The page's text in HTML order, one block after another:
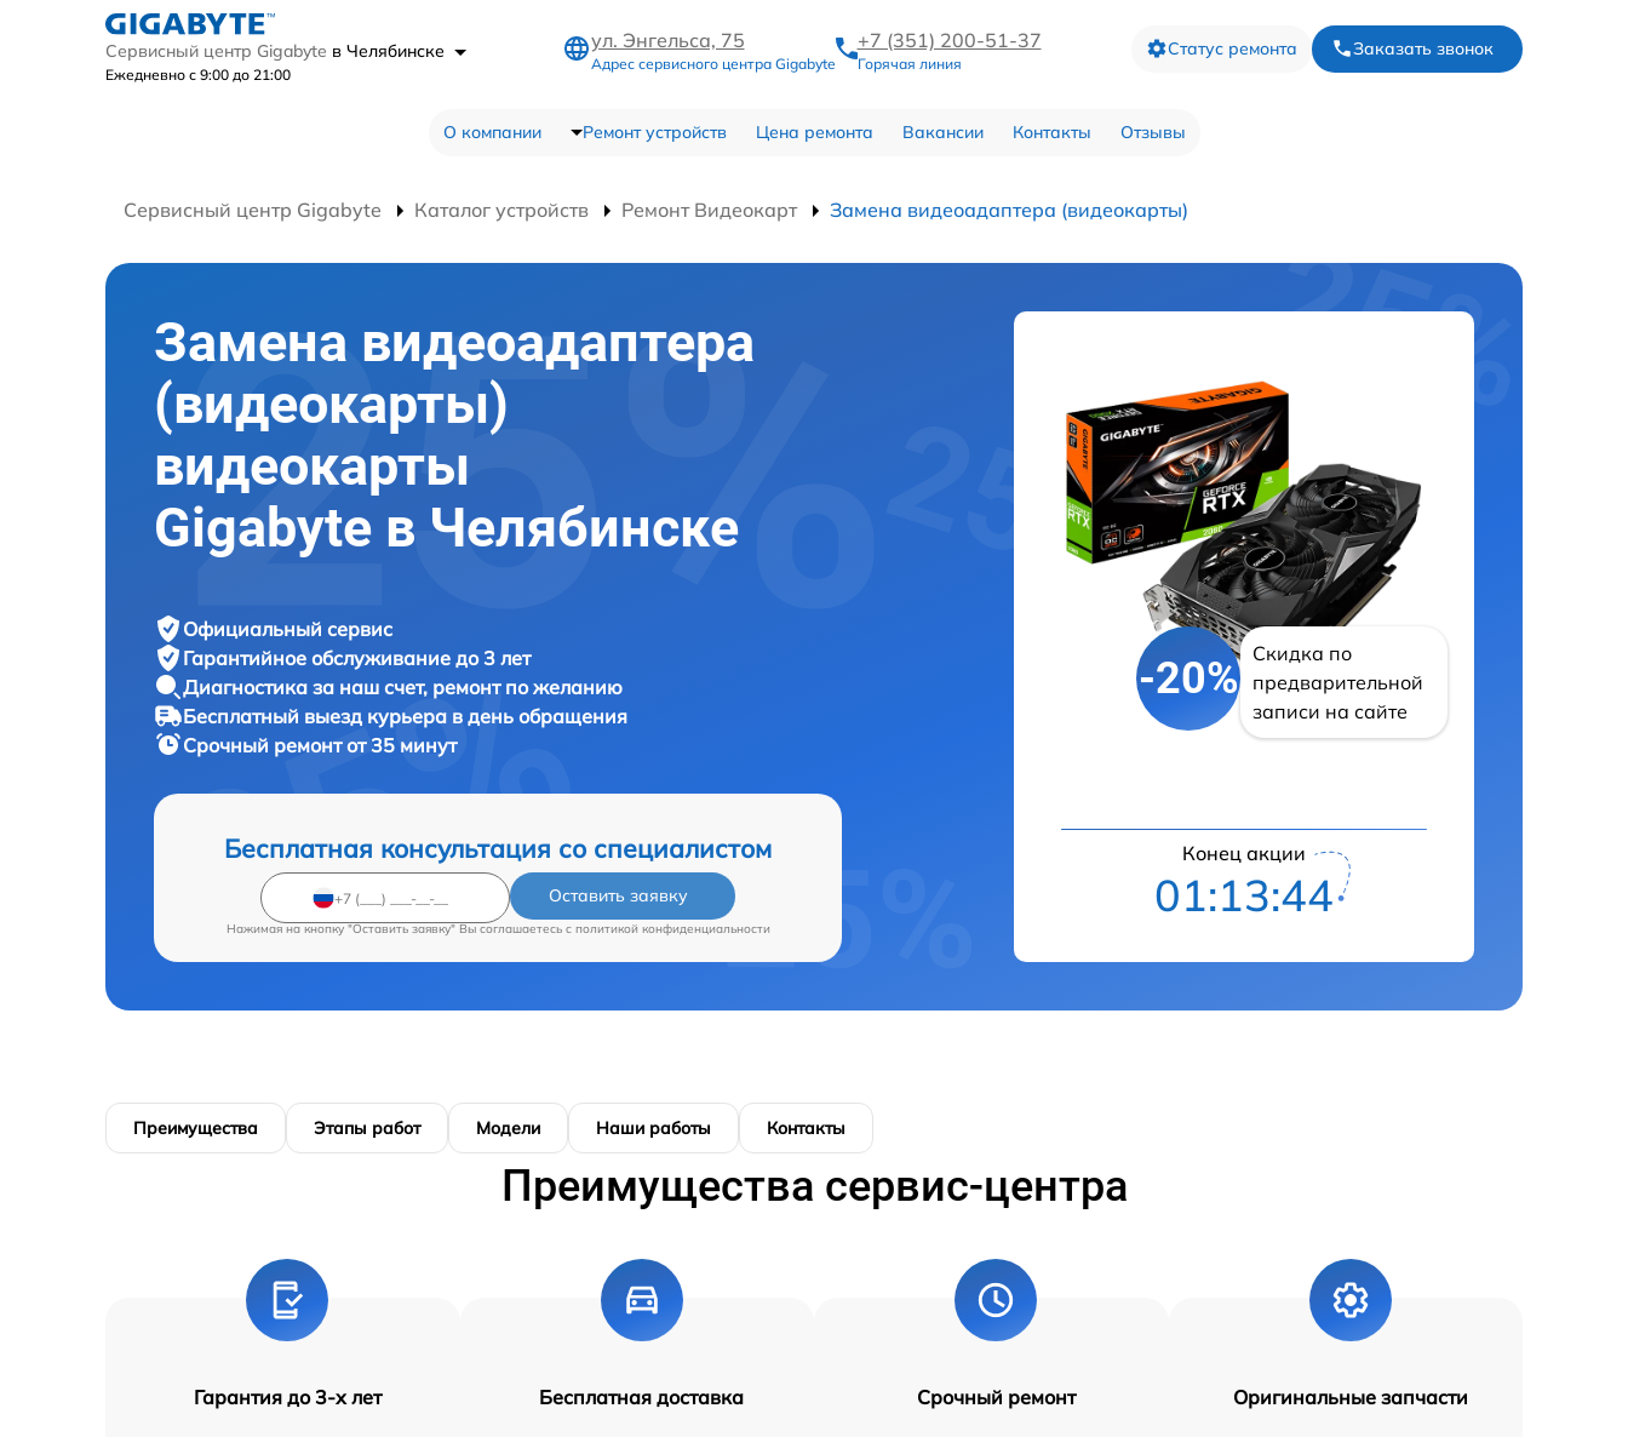
Сервисный центр Gigabyte в Челябинске
Ежедневно с 9:00 до 21:00
ул. Энгельса, 75
Адрес сервисного центра Gigabyte
+7 (351) 200-51-37
Горячая линия
Статус ремонта Заказать звонок
О компании Ремонт устройств Цена ремонта Вакансии Контакты Отзывы
Сервисный центр Gigabyte Каталог устройств Ремонт Видеокарт Замена видеоадаптера (видеокарты)
Замена видеоадаптера
(видеокарты)
видеокарты
Gigabyte в Челябинске
Официальный сервис
Гарантийное обслуживание до 3 лет
Диагностика за наш счет, ремонт по желанию
Бесплатный выезд курьера в день обращения
Срочный ремонтот 35 минут
Бесплатная консультация со специалистом
Оставить заявку
Нажимая на кнопку "Оставить заявку" Вы соглашаетесь c политикой конфиденциальности
-20%
Скидка по
предварительной
записи на сайте
Конец акции
01:13:43
Преимущества Этапы работ Модели Наши работы Контакты
Преимущества сервис-центра
Гарантия до 3-х лет Бесплатная доставка Срочный ремонт Оригинальные запчасти